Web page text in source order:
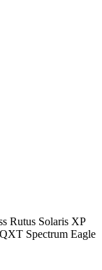
Rutus Solaris XP
Spectrum Eagle